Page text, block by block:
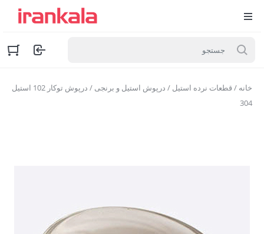
خانه /قطعات نرده استیل / درپوش استیل و برنجی
/ درپوش توکار 102 استیل
304